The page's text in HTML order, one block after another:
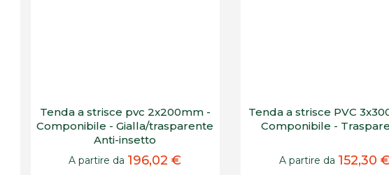
Tenda a strisce pvc 2x200mm -
Componibile - Gialla/trasparente
Anti-insetto
A partire da 196,02 €
Tenda a strisce PVC
Componibile -
A partire da 152,30